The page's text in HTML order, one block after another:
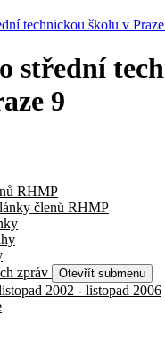
technickou školu v
střední
9
RHMP
členů RHMP
zpráv
Otevřít submenu
2002 - listopad 2006